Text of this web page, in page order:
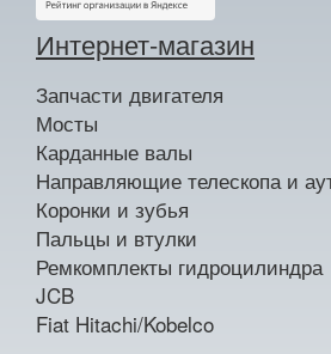
Интернет-магазин
Запчасти двигателя
Мосты
Карданные валы
Направляющие телескопа и
Коронки и зубья
Пальцы и втулки
Ремкомплекты гидроцилиндра
JCB
Fiat Hitachi/Kobelco